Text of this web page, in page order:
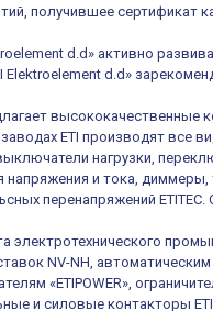
получившее сертификат
d.d» активно
d.d»
высококачественные
ETI производят все
нагрузки,
напряжения и тока,
перенапряжений
электротехнического
NV-NH,
«ETIPOWER»,
и силовые контакторы